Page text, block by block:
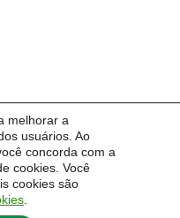
melhorar a
usuários. Ao
concorda com a
cookies. Você
cookies são